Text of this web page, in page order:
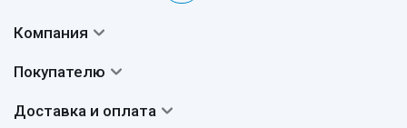
Компания
Авторы
Покупателю
Доставка и оплата